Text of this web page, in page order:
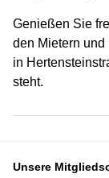
Genießen Sie
den Mietern
in
steht.
Unsere